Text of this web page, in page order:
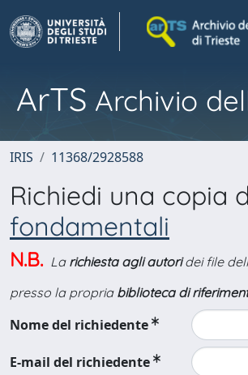
ArTS Archivio
IRIS 11368/2928588
Richiedi una copia
fondamentali
N.B. La richiesta agli autoridei file
presso la propria biblioteca di
Nome del richiedente
E-mail del richiedente